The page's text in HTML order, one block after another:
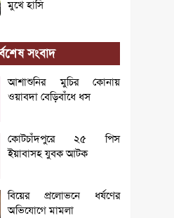
মুখে হাসি
সংবাদ
আশাশুনির মুচির কোনায়
ওয়াবদা বেড়িবাঁধে ধস
কোটচাঁদপুরে ২৫ পিস
ইয়াবাসহ যুবক আটক
বিয়ের প্রলোভনে ধর্ষণের
অভিযোগে মামলা